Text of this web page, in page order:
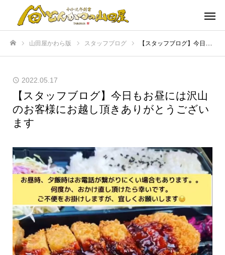
山田屋かわら版 スタッフブログ 【スタッフブログ】今日もお昼には沢山のお客様にお越し頂きありがとうございます
2022.05.17
【スタッフブログ】今日もお昼には沢山
のお客様にお越し頂きありがとうござい
ます